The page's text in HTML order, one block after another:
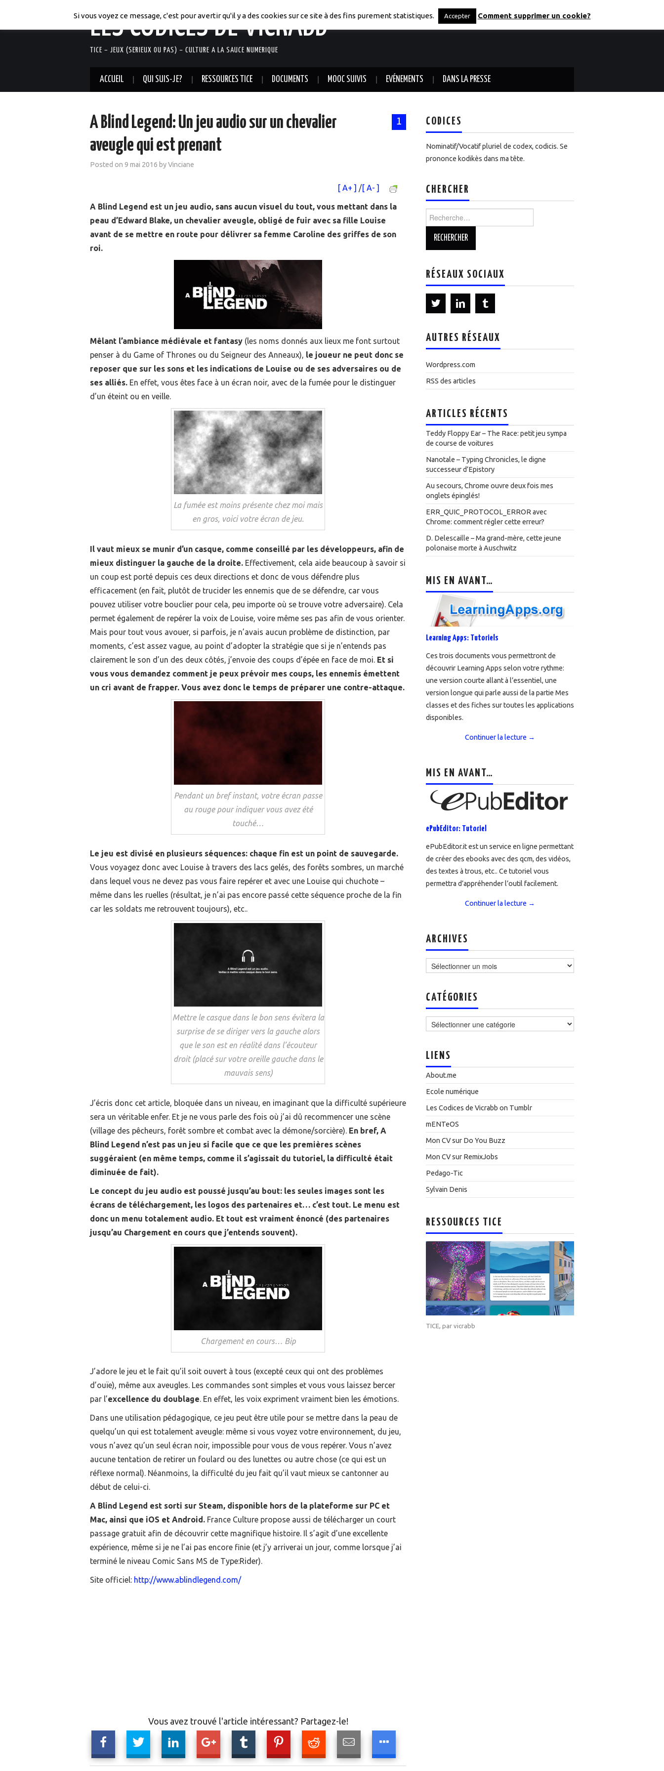
LES CODICES DE VICRABB
TICE – JEUX (SERIEUX OU PAS) – CULTURE A LA SAUCE NUMERIQUE
ACCUEIL QUI SUIS-JE? RESSOURCES TICE DOCUMENTS MOOC SUIVIS EVÉNEMENTS DANS LA PRESSE
1
A Blind Legend: Un jeu audio sur un chevalier
aveugle qui est prenant
Posted on 9 mai 2016 byVinciane
[ A+ ] /[ A- ]
A Blind Legend est un jeu audio, sans aucun visuel du tout, vous mettant dans la
peau d’Edward Blake, un chevalier aveugle, obligé de fuir avec sa fille Louise
avant de se mettre en route pour délivrer sa femme Caroline des griffes de son
roi.
Mêlant l’ambiance médiévale et fantasy (les noms donnés aux lieux me font surtout
penser à du Game of Thrones ou du Seigneur des Anneaux), le joueur ne peut donc se
reposer que sur les sons et les indications de Louise ou de ses adversaires ou de
ses alliés. En effet, vous êtes face à un écran noir, avec de la fumée pour le distinguer
d’un éteint ou en veille.
La fumée est moins présente chez moi mais
en gros, voici votre écran de jeu.
Il vaut mieux se munir d’un casque, comme conseillé par les développeurs, afin de
mieux distinguer la gauche de la droite. Effectivement, cela aide beaucoup à savoir si
un coup est porté depuis ces deux directions et donc de vous défendre plus
efficacement (en fait, plutôt de trucider les ennemis que de se défendre, car vous
pouvez utiliser votre bouclier pour cela, peu importe où se trouve votre adversaire). Cela
permet également de repérer la voix de Louise, voire même ses pas afin de vous orienter.
Mais pour tout vous avouer, si parfois, je n’avais aucun problème de distinction, par
moments, c’est assez vague, au point d’adopter la stratégie que si je n’entends pas
clairement le son d’un des deux côtés, j’envoie des coups d’épée en face de moi. Et si
vous vous demandez comment je peux prévoir mes coups, les ennemis émettent
un cri avant de frapper. Vous avez donc le temps de préparer une contre-attaque.
Pendant un bref instant, votre écran passe
au rouge pour indiquer vous avez été
touché…
Le jeu est divisé en plusieurs séquences: chaque fin est un point de sauvegarde.
Vous voyagez donc avec Louise à travers des lacs gelés, des forêts sombres, un marché
dans lequel vous ne devez pas vous faire repérer et avec une Louise qui chuchote –
même dans les ruelles (résultat, je n’ai pas encore passé cette séquence proche de la fin
car les soldats me retrouvent toujours), etc..
Mettre le casque dans le bon sens évitera la
surprise de se diriger vers la gauche alors
que le son est en réalité dans l’écouteur
droit (placé sur votre oreille gauche dans le
mauvais sens)
J’écris donc cet article, bloquée dans un niveau, en imaginant que la difficulté supérieure
sera un véritable enfer. Et je ne vous parle des fois où j’ai dû recommencer une scène
(village des pêcheurs, forêt sombre et combat avec la démone/sorcière). En bref, A
Blind Legend n’est pas un jeu si facile que ce que les premières scènes
suggéraient (en même temps, comme il s’agissait du tutoriel, la difficulté était
diminuée de fait).
Le concept du jeu audio est poussé jusqu’au bout: les seules images sont les
écrans de téléchargement, les logos des partenaires et… c’est tout. Le menu est
donc un menu totalement audio. Et tout est vraiment énoncé (des partenaires
jusqu’au Chargement en cours que j’entends souvent).
Chargement en cours… Bip
J’adore le jeu et le fait qu’il soit ouvert à tous (excepté ceux qui ont des problèmes
d’ouïe), même aux aveugles. Les commandes sont simples et vous vous laissez bercer
par l’excellence du doublage. En effet, les voix expriment vraiment bien les émotions.
Dans une utilisation pédagogique, ce jeu peut être utile pour se mettre dans la peau de
quelqu’un qui est totalement aveugle: même si vous voyez votre environnement, du jeu,
vous n’avez qu’un seul écran noir, impossible pour vous de vous repérer. Vous n’avez
aucune tentation de retirer un foulard ou des lunettes ou autre chose (ce qui est un
réflexe normal). Néanmoins, la difficulté du jeu fait qu’il vaut mieux se cantonner au
début de celui-ci.
A Blind Legend est sorti sur Steam, disponible hors de la plateforme sur PC et
Mac, ainsi que iOS et Android. France Culture propose aussi de télécharger un court
passage gratuit afin de découvrir cette magnifique histoire. Il s’agit d’une excellente
expérience, même si je ne l’ai pas encore finie (et j’y arriverai un jour, comme lorsque j’ai
terminé le niveau Comic Sans MS de Type:Rider).
Site officiel: http://www.ablindlegend.com/
Vous avez trouvé l'article intéressant? Partagez-le!
CODICES
Nominatif/Vocatif pluriel de codex, codicis. Se
prononce kodikès dans ma tête.
CHERCHER
Rechercher :
RÉSEAUX SOCIAUX
AUTRES RÉSEAUX
Wordpress.com
RSS des articles
ARTICLES RÉCENTS
Teddy Floppy Ear – The Race: petit jeu sympa
de course de voitures
Nanotale – Typing Chronicles, le digne
successeur d’Epistory
Au secours, Chrome ouvre deux fois mes
onglets épinglés!
ERR_QUIC_PROTOCOL_ERROR avec
Chrome: comment régler cette erreur?
D. Delescaille – Ma grand-mère, cette jeune
polonaise morte à Auschwitz
MIS EN AVANT…
Learning Apps: Tutoriels
Ces trois documents vous permettront de
découvrir Learning Apps selon votre rythme:
une version courte allant à l’essentiel, une
version longue qui parle aussi de la partie Mes
classes et des fiches sur toutes les applications
disponibles.
Continuer la lecture →
MIS EN AVANT…
ePubEditor: Tutoriel
ePubEditor.it est un service en ligne permettant
de créer des ebooks avec des qcm, des vidéos,
des textes à trous, etc.. Ce tutoriel vous
permettra d’appréhender l’outil facilement.
Continuer la lecture →
ARCHIVES
CATÉGORIES
LIENS
About.me
Ecole numérique
Les Codices de Vicrabb on Tumblr
mENTeOS
Mon CV sur Do You Buzz
Mon CV sur RemixJobs
Pedago-Tic
Sylvain Denis
RESSOURCES TICE
TICE, par vicrabb
Si vous voyez ce message, c'est pour avertir qu'il y a des cookies sur ce site à des fins purement statistiques. Accepter Comment supprimer un cookie?